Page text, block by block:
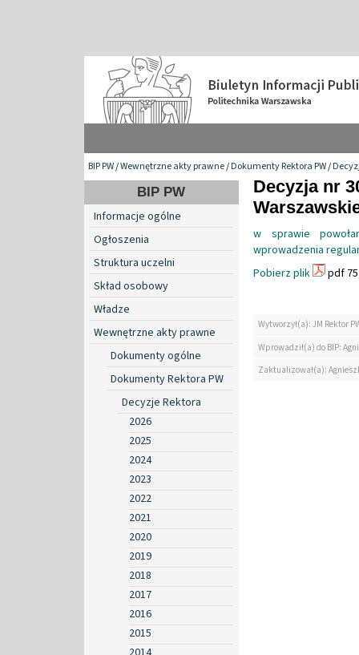
BIP PW/Wewnętrzne akty prawne/Dokumenty Rektora PW/
BIP PW
Informacje ogólne
Ogłoszenia
Struktura uczelni
Skład osobowy
Władze
Wewnętrzne akty prawne
Dokumenty ogólne
Dokumenty Rektora PW
Decyzje Rektora
2026
2025
2024
2023
2022
2021
2020
2019
2018
2017
2016
2015
Decyzja nr
w sprawie
wprowadzenia
Pobierz plik
pdf
Wytworzył(a): JM Rektor
Wprowadził(a) do BIP:
Zaktualizował(a):